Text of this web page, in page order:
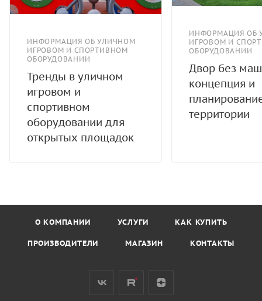
ИНФОРМАЦИЯ ОБ УЛИЧНОМ
ИГРОВОМ И СПОРТИВНОМ
ОБОРУДОВАНИИ
Тренды в уличном
игровом и
спортивном
оборудовании для
открытых площадок
ИНФОРМАЦИЯ ОБ
ИГРОВОМ И
ОБОРУДОВАНИИ
Двор без
концепция и
территории
О КОМПАНИИ УСЛУГИ КАК КУПИТЬ
ПРОИЗВОДИТЕЛИ МАГАЗИН КОНТАКТЫ